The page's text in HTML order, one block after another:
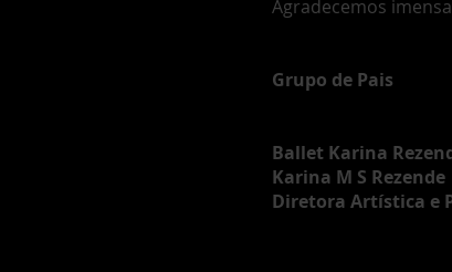
Agradecemos
Grupo de Pais
Ballet Karina
Karina M S Rezende
Diretora Artística e